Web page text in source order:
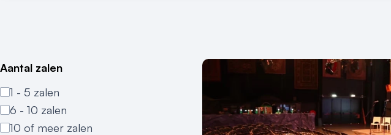
Aantal zalen
1 - 5 zalen
6 - 10 zalen
10 of meer zalen